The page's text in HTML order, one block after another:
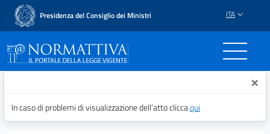
Presidenza del Consiglio dei Ministri ITA
Normattiva - Il portale ×
In caso di problemi di visualizzazione dell’atto cliccaqui